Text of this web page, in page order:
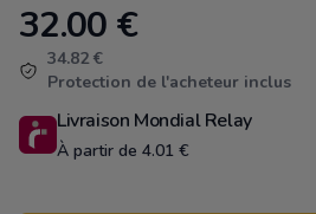
Product information
32.00 €
34.82 €
Protection de l'acheteur inclus
Livraison Mondial Relay
À partir de 4.01 €